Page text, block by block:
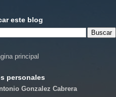
este blog
principal
personales
Gonzalez Cabrera